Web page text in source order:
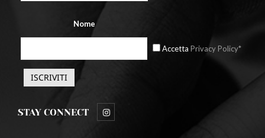
Nome
Accetta Privacy Policy*
STAY CONNECT